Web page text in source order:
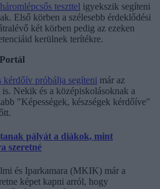
háromlépcsős teszttel igyekszik segíteni
Első körben a szélesebb érdeklődési
két körben pedig az ezeken
kerülnek terítékre.
kérdőív próbálja segíteni már az
Nekik és a középiskolásoknak a
"Képességek, készségek kérdőíve"
pályát a diákok, mint
szeretné
és Iparkamara (MKIK) már a
képet kapni arról, hogy